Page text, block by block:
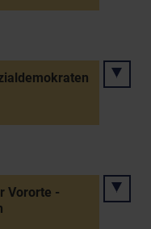
Vororte -